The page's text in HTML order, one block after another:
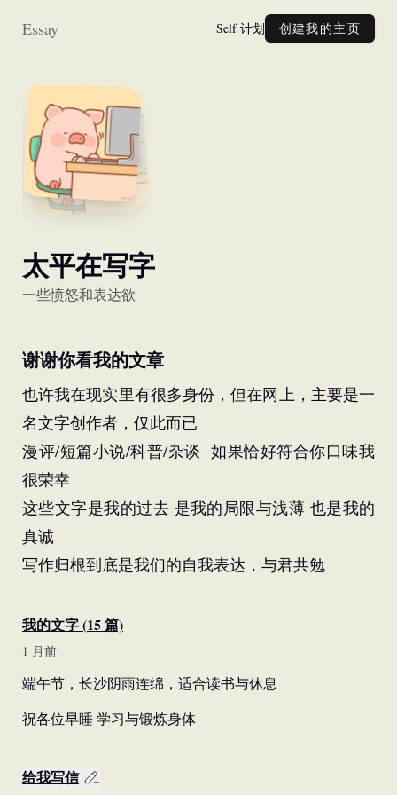
Essay Self 计划 创建我的主页
太平在写字
一些愤怒和表达欲
谢谢你看我的文章
也许我在现实里有很多身份，但在网上，主要是一
名文字创作者，仅此而已
漫评/短篇小说/科普/杂谈  如果恰好符合你口味我
很荣幸
这些文字是我的过去 是我的局限与浅薄 也是我的
真诚
写作归根到底是我们的自我表达，与君共勉
我的文字 (15篇)
1 月前
端午节，长沙阴雨连绵，适合读书与休息
祝各位早睡 学习与锻炼身体
给我写信